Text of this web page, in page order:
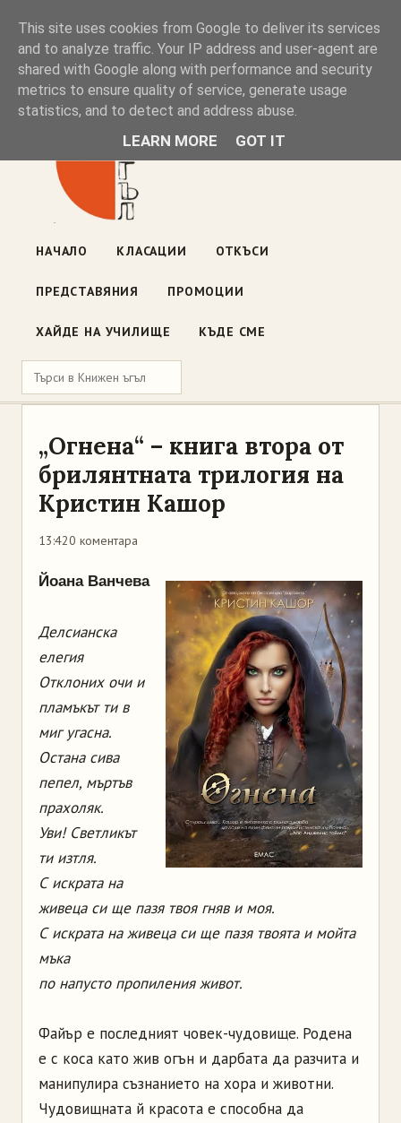
Книжен ъгъл
Блог на книжарницата — класации, откъси, нови книги
ул. „Оборище" 117, София· пон–пет 10:00–19:00 ·
НАЧАЛО КЛАСАЦИИ ОТКЪСИ
ПРЕДСТАВЯНИЯ ПРОМОЦИИ
ХАЙДЕ НА УЧИЛИЩЕ КЪДЕ СМЕ
„Огнена“ – книга втора от
брилянтната трилогия на
Кристин Кашор
13:420 коментара
Йоана Ванчева
Делсианска
елегия
Отклоних очи и
пламъкът ти в
миг угасна.
Остана сива
пепел, мъртъв
прахоляк.
Уви! Светликът
ти изтля.
С искрата на
живеца си ще пазя твоя гняв и моя.
С искрата на живеца си ще пазя твоята и мойта
мъка
по напусто пропиления живот.
Файър е последният човек-чудовище. Родена
е с коса като жив огън и дарбата да разчита и
манипулира съзнанието на хора и животни.
Чудовищната й красота е способна да
This site uses cookies from Google to deliver its services
and to analyze traffic. Your IP address and user-agent are
shared with Google along with performance and security
metrics to ensure quality of service, generate usage
statistics, and to detect and address abuse.
LEARN MORE GOT IT